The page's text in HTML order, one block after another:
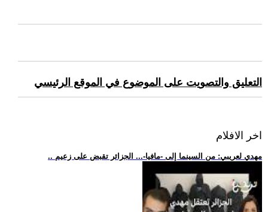
التعليق والتصويت على الموضوع في الموقع الرئيسي
اخر الافلام
.. مهدي لعريبي: من السينما إلى -مافيا-... الجزائر تقبض على زعيم